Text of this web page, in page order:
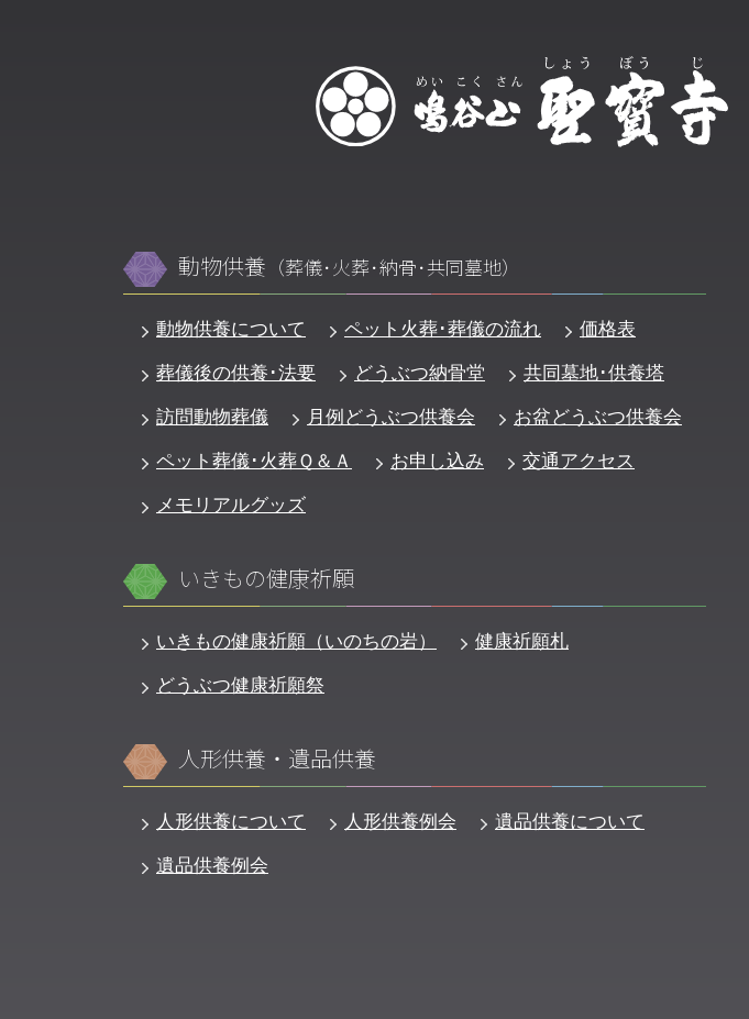
動物供養 （葬儀･火葬･納骨･共同墓地）
動物供養について ペット火葬･葬儀の流れ
価格表
葬儀後の供養･法要
どうぶつ納骨堂
共同墓地･供養塔
訪問動物葬儀
月例どうぶつ供養会
お盆どうぶつ供養会
ペット葬儀･火葬Ｑ＆Ａ
お申し込み
交通アクセス
メモリアルグッズ
いきもの健康祈願
いきもの健康祈願（いのちの岩）
健康祈願札
どうぶつ健康祈願祭
人形供養・遺品供養
人形供養について 人形供養例会
遺品供養について
遺品供養例会